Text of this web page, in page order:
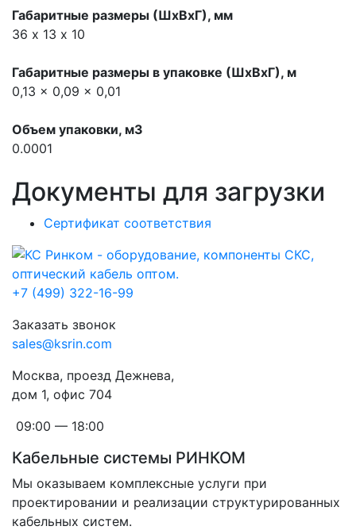
Габаритные размеры (ШхВхГ), мм
36 х 13 х 10
Габаритные размеры в упаковке (ШхВхГ), м
0,13 x 0,09 x 0,01
Объем упаковки, м3
0.0001
Документы для загрузки
Сертификат соответствия
+7 (499) 322-16-99
Заказать звонок
sales@ksrin.com
Москва, проезд Дежнева,
дом 1, офис 704
09:00 — 18:00
Кабельные системы РИНКОМ
Мы оказываем комплексные услуги при
проектировании и реализации структурированных
кабельных систем.